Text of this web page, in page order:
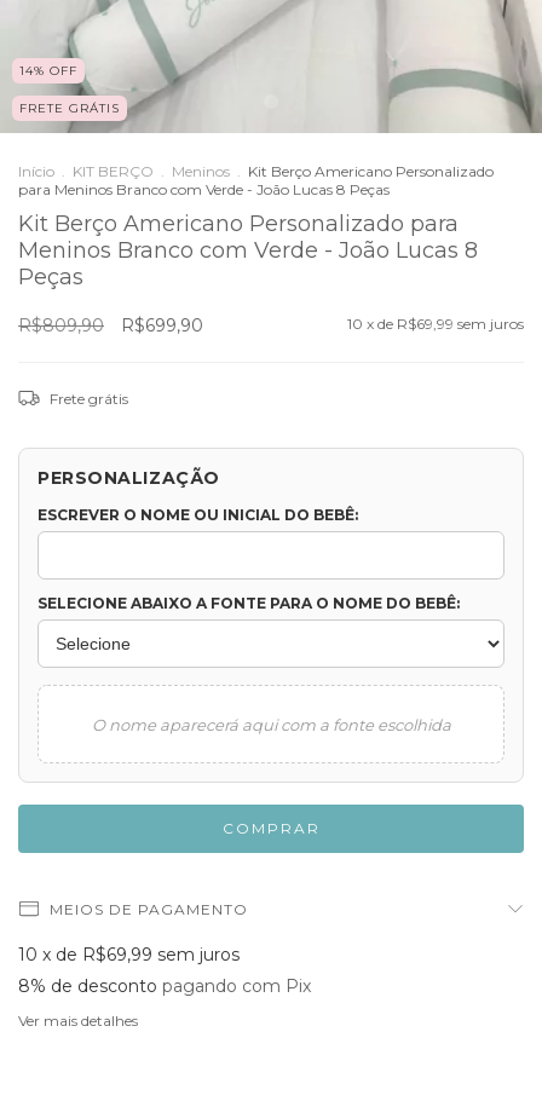
14% OFF
FRETE GRÁTIS
Início . KIT BERÇO . Meninos . Kit Berço Americano Personalizado
para Meninos Branco com Verde - João Lucas 8 Peças
Kit Berço Americano Personalizado para
Meninos Branco com Verde - João Lucas 8
Peças
R$809,90 R$699,90 10 x de R$69,99 sem juros
Frete grátis
PERSONALIZAÇÃO
ESCREVER O NOME OU INICIAL DO BEBÊ:
SELECIONE ABAIXO A FONTE PARA O NOME DO BEBÊ:
O nome aparecerá aqui com a fonte escolhida
MEIOS DE PAGAMENTO
10 x de R$69,99 sem juros
8% de desconto pagando com Pix
Ver mais detalhes